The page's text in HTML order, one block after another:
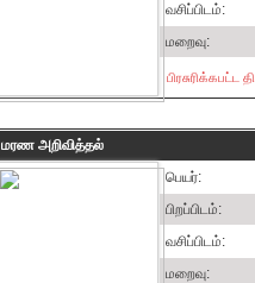
வசிப்பிடம்:
மறைவு:
பிரசுரிக்கபட்ட
மரண அறிவித்தல்
பெயர்:
பிறப்பிடம்:
வசிப்பிடம்:
மறைவு: